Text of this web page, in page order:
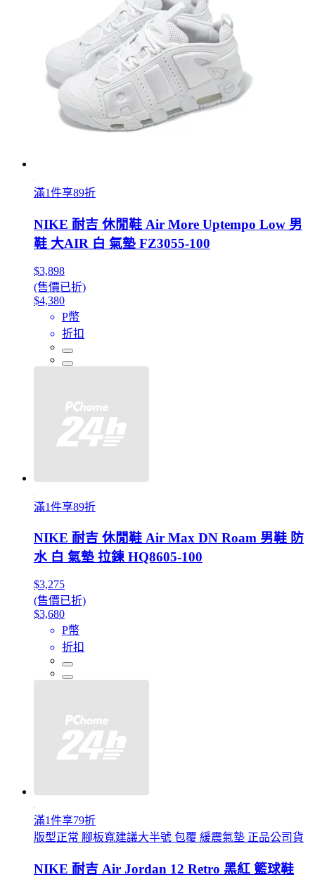
滿1件享89折
NIKE 耐吉 休閒鞋 Air More Uptempo Low 男
鞋 大AIR 白 氣墊 FZ3055-100
$3,898
(售價已折)
$4,380
P幣
折扣
滿1件享89折
NIKE 耐吉 休閒鞋 Air Max DN Roam 男鞋 防
水 白 氣墊 拉鍊 HQ8605-100
$3,275
(售價已折)
$3,680
P幣
折扣
滿1件享79折
版型正常 腳板寬建議大半號 包覆 緩震氣墊 正品公司貨
NIKE 耐吉 Air Jordan 12 Retro 黑紅 籃球鞋